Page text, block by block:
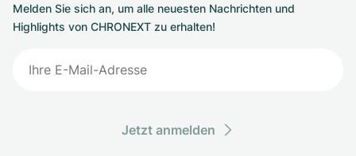
Melden Sie sich an, um alle neuesten Nachrichten und
Highlights von CHRONEXT zu erhalten!
Jetzt anmelden